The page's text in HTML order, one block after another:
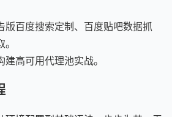
版百度搜索定制、百度贴吧数据抓
高可用代理池实战。